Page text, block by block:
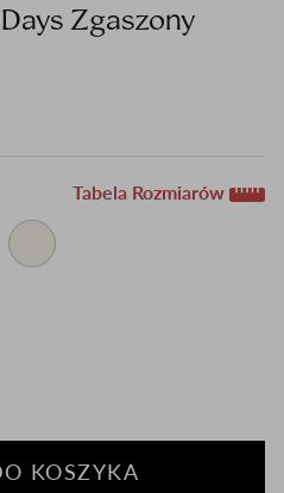
Zgaszony
Tabela Rozmiarów
KOSZYKA